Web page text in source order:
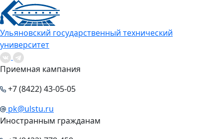
Ульяновский государственный технический
университет
Приемная кампания
+7 (8422) 43-05-05
pk@ulstu.ru
Иностранным гражданам